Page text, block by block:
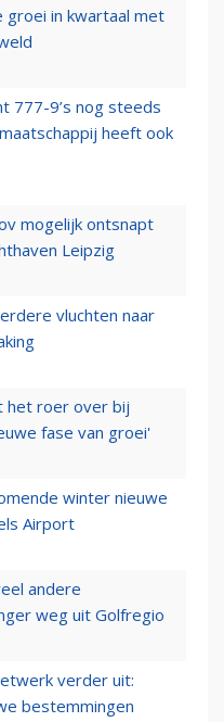
groei in kwartaal met
777-9’s nog steeds
heeft ook
mogelijk ontsnapt
Leipzig
vluchten naar
het roer over bij
fase van groei'
winter nieuwe
Airport
andere
weg uit Golfregio
verder uit:
bestemmingen